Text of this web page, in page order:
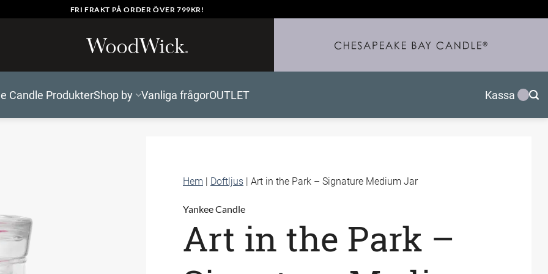
FRI FRAKT PÅ ORDER ÖVER 799KR!
Candle ProdukterShop by Vanliga frågorOUTLET Kassa
Hem | Doftljus | Art in the Park – Signature Medium Jar
Yankee Candle
Art in the Park –